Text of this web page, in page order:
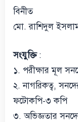
বিনীত
মো. রাশিদুল
সংযুক্তি:
১. পরীক্ষার মূল
২. নাগরিকত্ব,
ফটোকপি-৩ কপি
৩. অভিজ্ঞতার